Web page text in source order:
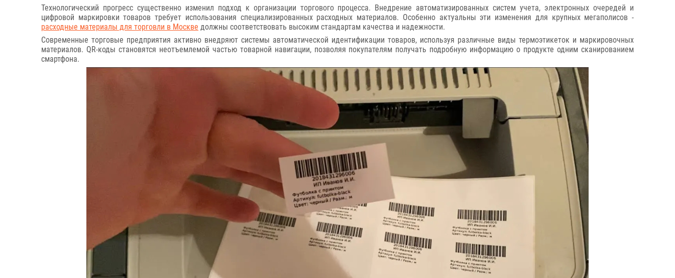
Технологический прогресс существенно изменил подход к организации торгового процесса. Внедрение автоматизированных систем учета, электронных очередей и
цифровой маркировки товаров требует использования специализированных расходных материалов. Особенно актуальны эти изменения для крупных мегаполисов -
расходные материалы для торговли в Москве должны соответствовать высоким стандартам качества и надежности.
Современные торговые предприятия активно внедряют системы автоматической идентификации товаров, используя различные виды термоэтикеток и маркировочных
материалов. QR-коды становятся неотъемлемой частью товарной навигации, позволяя покупателям получать подробную информацию о продукте одним сканированием
смартфона.